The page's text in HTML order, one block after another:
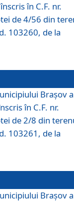
în C.F. nr.
de 4/56 din
103260, de la
Braşov a
în C.F. nr.
de 2/8 din
103261, de la
Braşov a